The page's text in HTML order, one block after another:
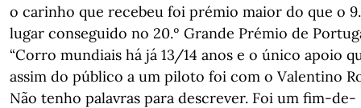
o carinho que recebeu foi prémio maior do que o
lugar conseguido no 20.º Grande Prémio de
“Corro mundiais há já 13/14 anos e o único apoio
assim do público a um piloto foi com o Valentino
Não tenho palavras para descrever. Foi um fim-de-